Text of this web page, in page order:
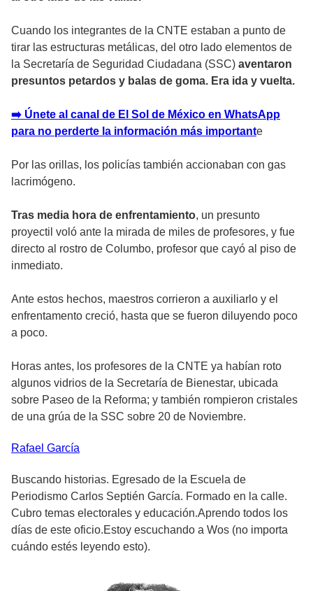
Cuando los integrantes de la CNTE estaban a punto de
tirar las estructuras metálicas, del otro lado elementos de
la Secretaría de Seguridad Ciudadana (SSC) aventaron
presuntos petardos y balas de goma. Era ida y vuelta.
➡️ Únete al canal de El Sol de México en WhatsApp
para no perderte la información más importante
Por las orillas, los policías también accionaban con gas
lacrimógeno.
Tras media hora de enfrentamiento, un presunto
proyectil voló ante la mirada de miles de profesores, y fue
directo al rostro de Columbo, profesor que cayó al piso de
inmediato.
Ante estos hechos, maestros corrieron a auxiliarlo y el
enfrentamento creció, hasta que se fueron diluyendo poco
a poco.
Horas antes, los profesores de la CNTE ya habían roto
algunos vidrios de la Secretaría de Bienestar, ubicada
sobre Paseo de la Reforma; y también rompieron cristales
de una grúa de la SSC sobre 20 de Noviembre.
Rafael García
Buscando historias. Egresado de la Escuela de
Periodismo Carlos Septién García. Formado en la calle.
Cubro temas electorales y educación.Aprendo todos los
días de este oficio.Estoy escuchando a Wos (no importa
cuándo estés leyendo esto).